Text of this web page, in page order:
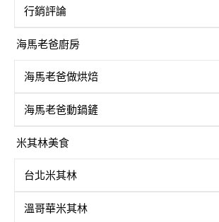
行銷評論
海馬老爸廚房
海馬老爸做烘焙
海馬老爸動鍋鏟
米其林美食
台北米其林
溫哥華米其林